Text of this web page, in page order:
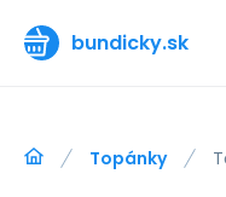
bundicky.sk
Topánky